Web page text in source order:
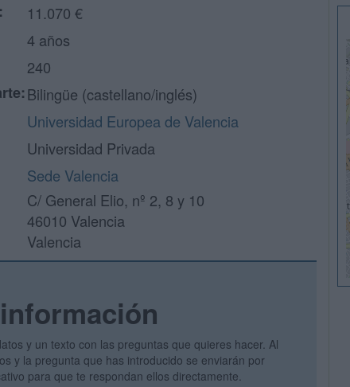
11.070 €
4 años
240
Bilingüe (castellano/inglés)
Universidad Europea de Valencia
Universidad Privada
Sede Valencia
C/ General Elio, nº 2, 8 y 10
46010 Valencia
Valencia
y un texto con las preguntas que quieres hacer. Al
y la pregunta que has introducido se enviarán por
para que te respondan ellos directamente.